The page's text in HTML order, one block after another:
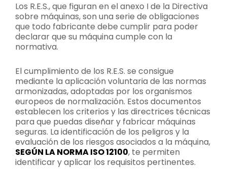
Los R.E.S., que figuran en el anexo I de la Directiva
sobre máquinas, son una serie de obligaciones
que todo fabricante debe cumplir para poder
declarar que su máquina cumple con la
normativa.
El cumplimiento de los R.E.S. se consigue
mediante la aplicación voluntaria de las normas
armonizadas, adoptadas por los organismos
europeos de normalización. Estos documentos
establecen los criterios y las directrices técnicas
para que puedas diseñar y fabricar máquinas
seguras. La identificación de los peligros y la
evaluación de los riesgos asociados a la máquina,
SEGÚN LA NORMA ISO 12100, te permiten
identificar y aplicar los requisitos pertinentes.